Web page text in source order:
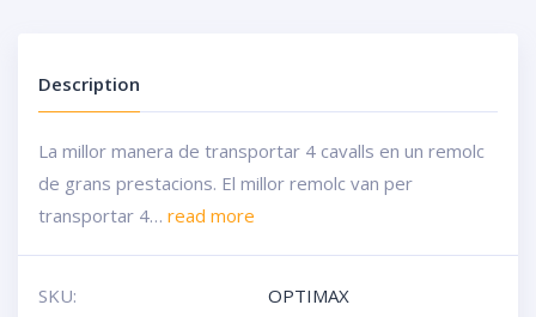
Description
La millor manera de transportar 4 cavalls en un remolc
de grans prestacions. El millor remolc van per
transportar 4… read more
SKU:
OPTIMAX